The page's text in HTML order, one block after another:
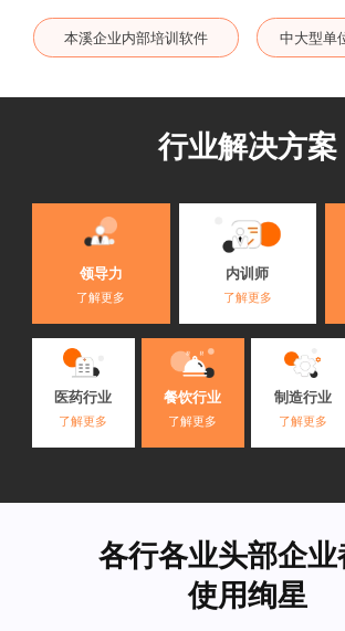
本溪企业内部培训软件 中大型单
行业解决方案
领导力
了解更多
内训师
了解更多
医药行业
了解更多
餐饮行业
了解更多
制造行业
了解更多
各行各业头部企
使用绚星